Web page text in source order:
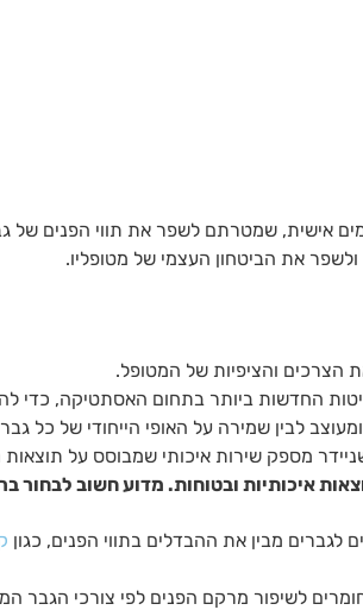
אישית, שמטרתם לשפר את תווי הפנים
ולשפר את הביטחון העצמי של מטופליו.
הצרכים והציפיות של המטופל.
החדשות ביותר בתחום האסתטיקה, כדי
לבין שמירה על האופי הייחודי של כל
מספק שירות איכותי שמבוסס על תוצאות
איכותיות ובטוחות. מדוע חשוב לבחור
לגברים מבין את ההבדלים בתווי הפנים, כגון
לשיפור מרקם הפנים לפי צורכי הגבר